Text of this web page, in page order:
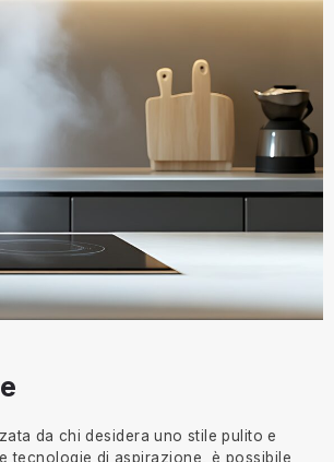
da chi desidera uno stile pulito e
tecnologie di aspirazione, è possibile